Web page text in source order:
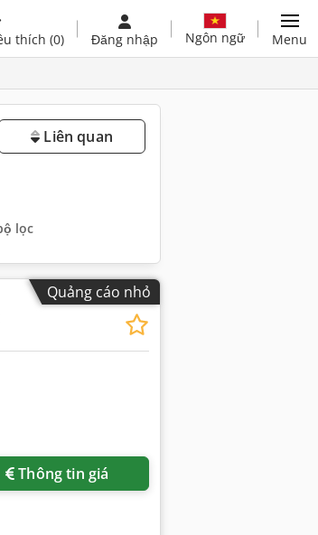
thích (0) Đăng nhập Ngôn ngữ Menu
Liên quan
lọc
Quảng cáo nhỏ
Thông tin giá